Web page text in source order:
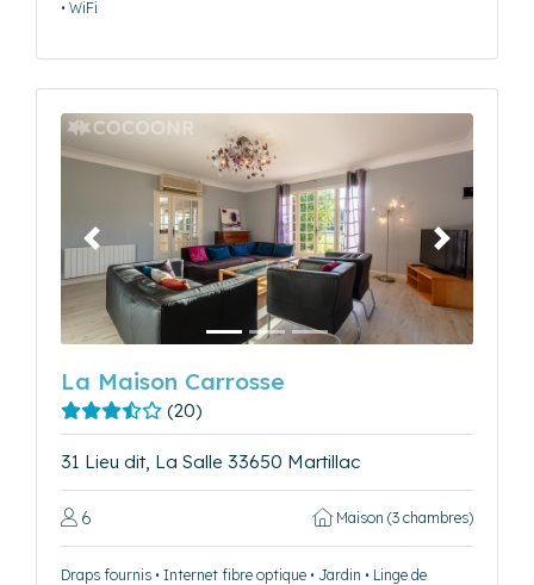
• WiFi
Précédent Suivant
La Maison Carrosse
(20)
31 Lieu dit, La Salle 33650 Martillac
6 Maison (3 chambres)
Draps fournis • Internet fibre optique • Jardin • Linge de